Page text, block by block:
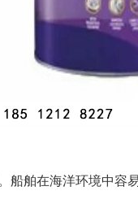
船舶在海洋环境中容